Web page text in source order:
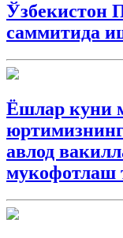
Ўзбекистон
саммитида
Ёшлар куни
авлод
мукофотлаш